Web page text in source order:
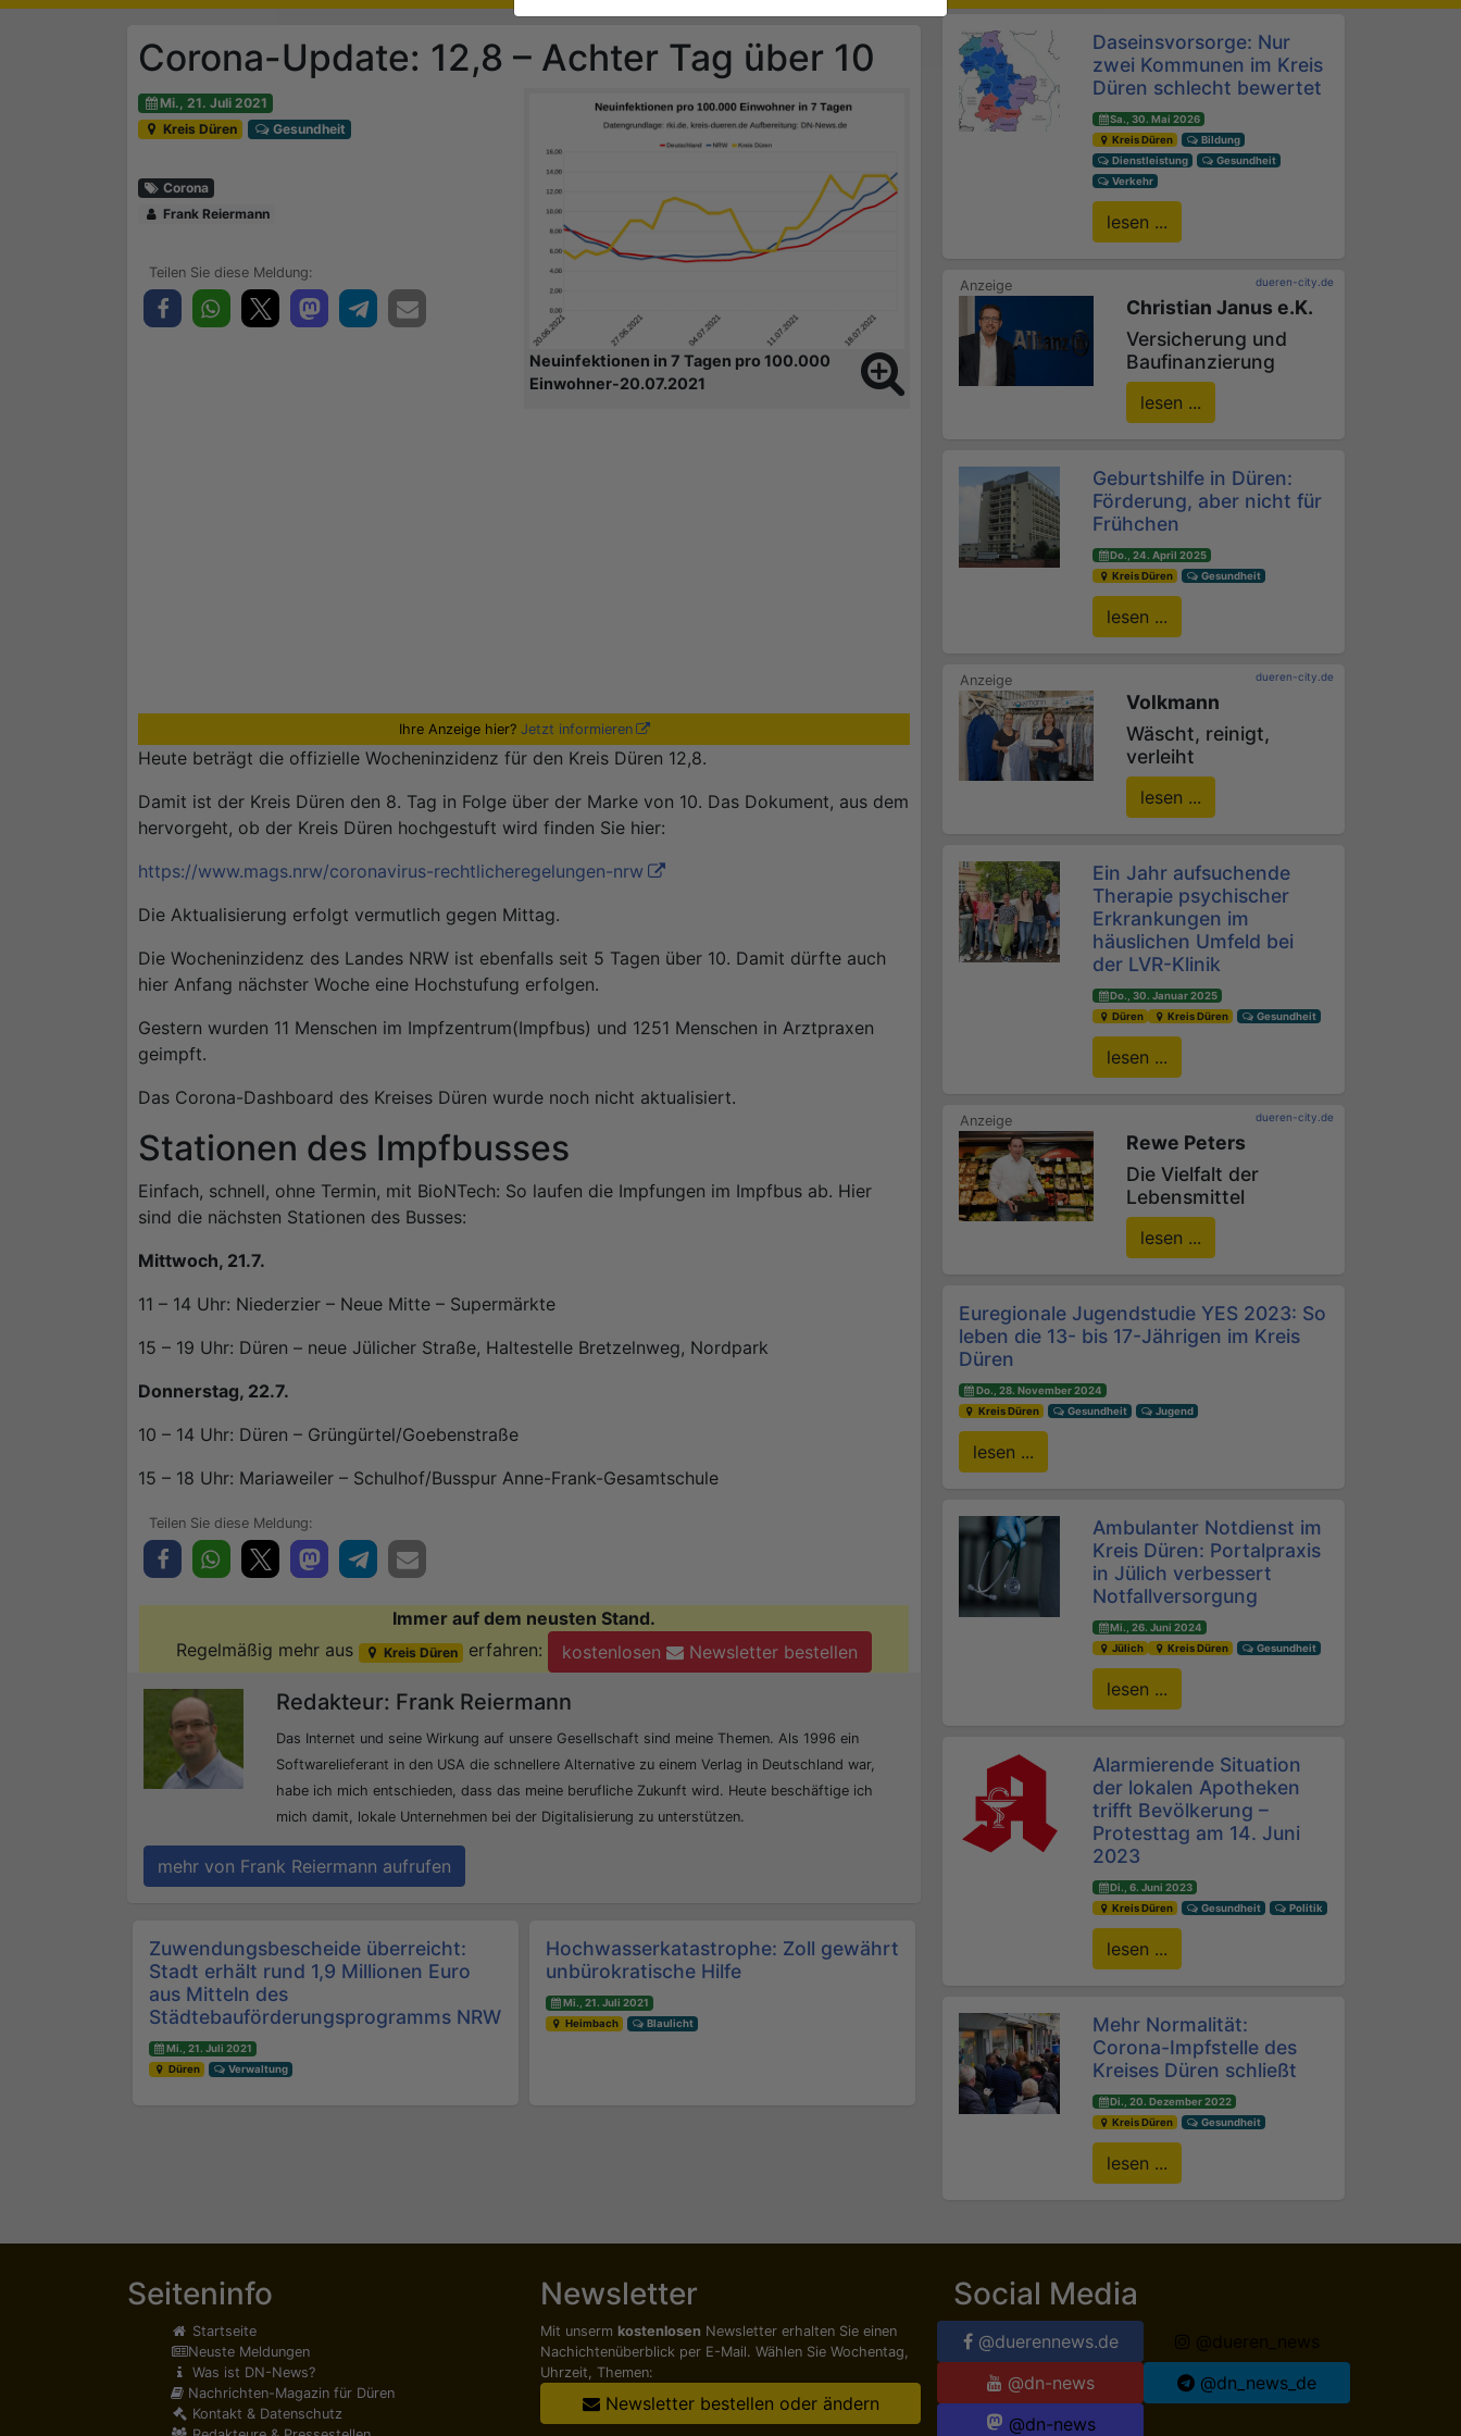
Corona-Update: 12,8 – Achter Tag über 10
Neuinfektionen in 7 Tagen pro 100.000
Einwohner-20.07.2021
Mi., 21. Juli 2021
Kreis Düren
Gesundheit
Corona
Frank Reiermann
Ihre Anzeige hier? Jetzt informieren
Heute beträgt die offizielle Wocheninzidenz für den Kreis Düren 12,8.
Damit ist der Kreis Düren den 8. Tag in Folge über der Marke von 10. Das Dokument, aus dem
hervorgeht, ob der Kreis Düren hochgestuft wird finden Sie hier:
https://www.mags.nrw/coronavirus-rechtlicheregelungen-nrw
Die Aktualisierung erfolgt vermutlich gegen Mittag.
Die Wocheninzidenz des Landes NRW ist ebenfalls seit 5 Tagen über 10. Damit dürfte auch
hier Anfang nächster Woche eine Hochstufung erfolgen.
Gestern wurden 11 Menschen im Impfzentrum(Impfbus) und 1251 Menschen in Arztpraxen
geimpft.
Das Corona-Dashboard des Kreises Düren wurde noch nicht aktualisiert.
Stationen des Impfbusses
Einfach, schnell, ohne Termin, mit BioNTech: So laufen die Impfungen im Impfbus ab. Hier
sind die nächsten Stationen des Busses:
Mittwoch, 21.7.
11 – 14 Uhr: Niederzier – Neue Mitte – Supermärkte
15 – 19 Uhr: Düren – neue Jülicher Straße, Haltestelle Bretzelnweg, Nordpark
Donnerstag, 22.7.
10 – 14 Uhr: Düren – Grüngürtel/Goebenstraße
15 – 18 Uhr: Mariaweiler – Schulhof/Busspur Anne-Frank-Gesamtschule
Immer auf dem neusten Stand.
Regelmäßig mehr aus
Kreis Düren erfahren: kostenlosen Newsletter bestellen
Redakteur: Frank Reiermann
Das Internet und seine Wirkung auf unsere Gesellschaft sind meine Themen. Als 1996 ein
Softwarelieferant in den USA die schnellere Alternative zu einem Verlag in Deutschland war,
habe ich mich entschieden, dass das meine berufliche Zukunft wird. Heute beschäftige ich
mich damit, lokale Unternehmen bei der Digitalisierung zu unterstützen.
mehr von Frank Reiermann aufrufen
Beitrags-Navigation
Zuwendungsbescheide überreicht:
Stadt erhält rund 1,9 Millionen Euro
aus Mitteln des
Städtebauförderungsprogramms NRW
Mi., 21. Juli 2021
Düren
Verwaltung
Hochwasserkatastrophe: Zoll gewährt
unbürokratische Hilfe
Mi., 21. Juli 2021
Heimbach
Blaulicht
Daseinsvorsorge: Nur
zwei Kommunen im Kreis
Düren schlecht bewertet
Sa., 30. Mai 2026
Kreis Düren
Bildung
Dienstleistung
Gesundheit
Verkehr
lesen ...
dueren-city.de
Christian Janus e.K.
Versicherung und
Baufinanzierung
lesen ...
Geburtshilfe in Düren:
Förderung, aber nicht für
Frühchen
Do., 24. April 2025
Kreis Düren
Gesundheit
lesen ...
dueren-city.de
Volkmann
Wäscht, reinigt,
verleiht
lesen ...
Ein Jahr aufsuchende
Therapie psychischer
Erkrankungen im
häuslichen Umfeld bei
der LVR-Klinik
Do., 30. Januar 2025
Düren
Kreis Düren Gesundheit
lesen ...
dueren-city.de
Rewe Peters
Die Vielfalt der
Lebensmittel
lesen ...
Euregionale Jugendstudie YES 2023: So
leben die 13- bis 17-Jährigen im Kreis
Düren
Do., 28. November 2024
Kreis Düren
Gesundheit Jugend
lesen ...
Ambulanter Notdienst im
Kreis Düren: Portalpraxis
in Jülich verbessert
Notfallversorgung
Mi., 26. Juni 2024
Jülich
Kreis Düren Gesundheit
lesen ...
Alarmierende Situation
der lokalen Apotheken
trifft Bevölkerung –
Protesttag am 14. Juni
2023
Di., 6. Juni 2023
Kreis Düren
Gesundheit Politik
lesen ...
Mehr Normalität:
Corona-Impfstelle des
Kreises Düren schließt
Di., 20. Dezember 2022
Kreis Düren
Gesundheit
lesen ...
Seiteninfo
Startseite
Neuste Meldungen
Was ist DN-News?
Nachrichten-Magazin für Düren
Kontakt & Datenschutz
Newsletter
Mit unserm kostenlosen Newsletter erhalten Sie einen
Nachichten­überblick per E-Mail. Wählen Sie Wochentag,
Uhrzeit, Themen:
Newsletter bestellen oder ändern
Social Media
@duerennews.de
@dn-news
@dn_news_de
@dn-news